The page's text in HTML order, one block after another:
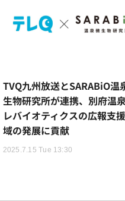
TVQ九州放送とSARABiO温
生物研究所が連携、別府温
レバイオティクスの広報支
域の発展に貢献
2025.7.15 Tue 13:30